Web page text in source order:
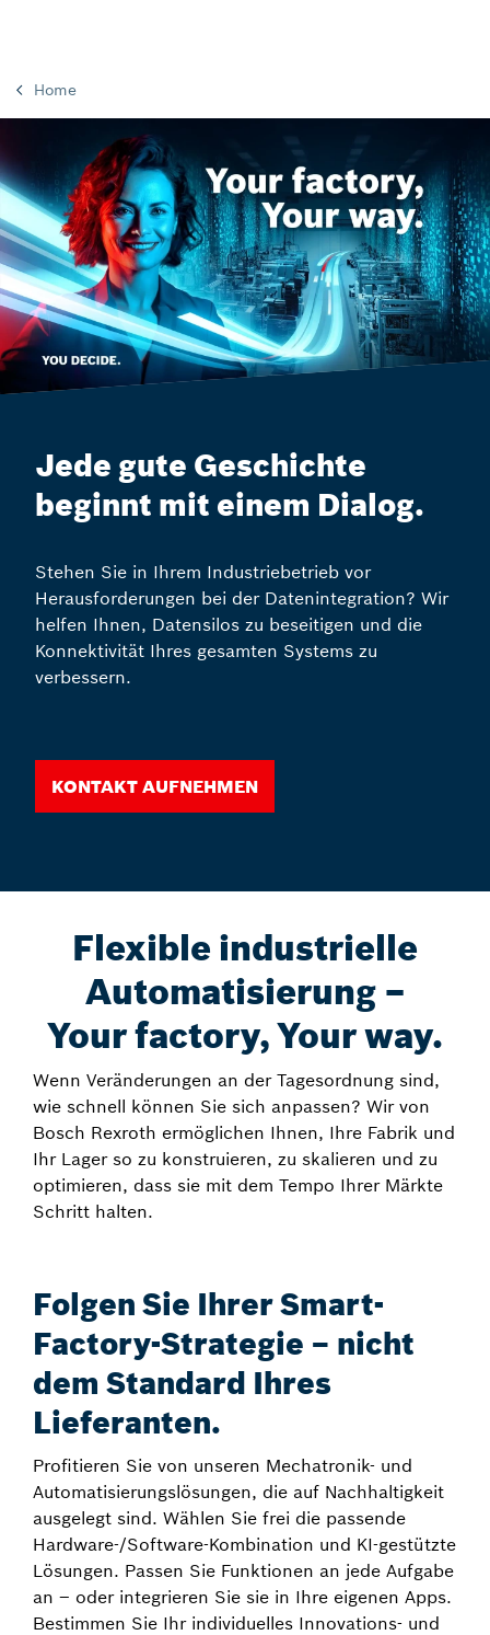
Home
Jede gute Geschichte
beginnt mit einem Dialog.
Stehen Sie in Ihrem Industriebetrieb vor
Herausforderungen bei der Datenintegration? Wir
helfen Ihnen, Datensilos zu beseitigen und die
Konnektivität Ihres gesamten Systems zu
verbessern.
Kontakt aufnehmen
Flexible industrielle
Automatisierung –
Your factory, Your way.
Wenn Veränderungen an der Tagesordnung sind,
wie schnell können Sie sich anpassen? Wir von
Bosch Rexroth ermöglichen Ihnen, Ihre Fabrik und
Ihr Lager so zu konstruieren, zu skalieren und zu
optimieren, dass sie mit dem Tempo Ihrer Märkte
Schritt halten.
Folgen Sie Ihrer Smart-
Factory-Strategie – nicht
dem Standard Ihres
Lieferanten.
Profitieren Sie von unseren Mechatronik- und
Automatisierungslösungen, die auf Nachhaltigkeit
ausgelegt sind. Wählen Sie frei die passende
Hardware-/Software-Kombination und KI-gestützte
Lösungen. Passen Sie Funktionen an jede Aufgabe
an – oder integrieren Sie sie in Ihre eigenen Apps.
Bestimmen Sie Ihr individuelles Innovations- und